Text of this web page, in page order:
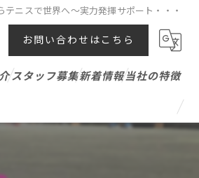
テニスで世界へ～実力発揮サポート・・・
お問い合わせはこちら
スタッフ募集新着情報当社の特徴
テニスレッスン